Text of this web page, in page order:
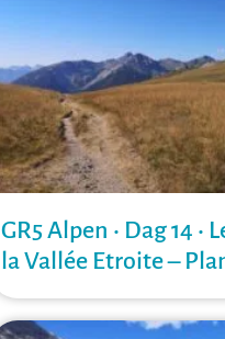
GR5 Alpen • Dag 14 •
la Vallée Etroite –